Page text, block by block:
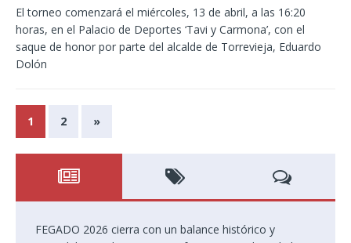
El torneo comenzará el miércoles, 13 de abril, a las 16:20
horas, en el Palacio de Deportes ‘Tavi y Carmona’, con el
saque de honor por parte del alcalde de Torrevieja, Eduardo
Dolón
1 2 »
FEGADO 2026 cierra con un balance histórico y